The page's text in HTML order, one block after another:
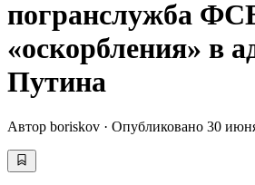
погранслужба
«оскорбления» в
Путина
Автор boriskov · Опубликовано 30